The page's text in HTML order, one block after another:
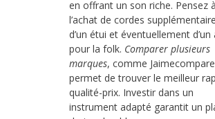
en offrant un son riche. Pensez à
l’achat de cordes
d’un étui et éventuellement d’un
pour la folk. Comparer plusieurs
marques, comme
permet de trouver le meilleur
qualité-prix. Investir dans un
instrument adapté garantit un